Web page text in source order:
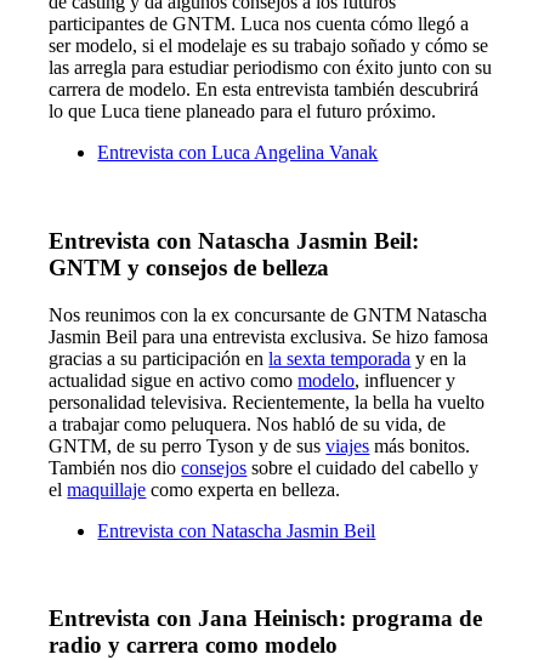
participantes de GNTM. Luca nos cuenta cómo llegó a
ser modelo, si el modelaje es su trabajo soñado y cómo se
las arregla para estudiar periodismo con éxito junto con su
carrera de modelo. En esta entrevista también descubrirá
lo que Luca tiene planeado para el futuro próximo.
Entrevista con Luca Angelina Vanak
Entrevista con Natascha Jasmin Beil:
GNTM y consejos de belleza
Nos reunimos con la ex concursante de GNTM Natascha
Jasmin Beil para una entrevista exclusiva. Se hizo famosa
gracias a su participación enla sexta temporada y en la
actualidad sigue en activo comomodelo, influencer y
personalidad televisiva. Recientemente, la bella ha vuelto
a trabajar como peluquera. Nos habló de su vida, de
GNTM, de su perro Tyson y de susviajes más bonitos.
También nos dioconsejos sobre el cuidado del cabello y
elmaquillaje como experta en belleza.
Entrevista con Natascha Jasmin Beil
Entrevista con Jana Heinisch: programa de
radio y carrera como modelo